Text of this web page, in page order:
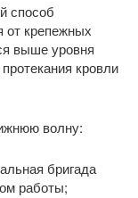
способ
от крепежных
выше уровня
кровли
волну:
бригада
работы;